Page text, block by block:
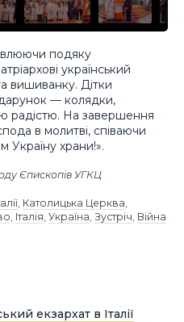
подяку
український
вишиванку. Дітки
— колядки,
радістю. На завершення
в молитві, співаючи
храни!».
Єпископів УГКЦ
Католицька Церква
Італія Україна Зустріч Війна
екзархат в Італії